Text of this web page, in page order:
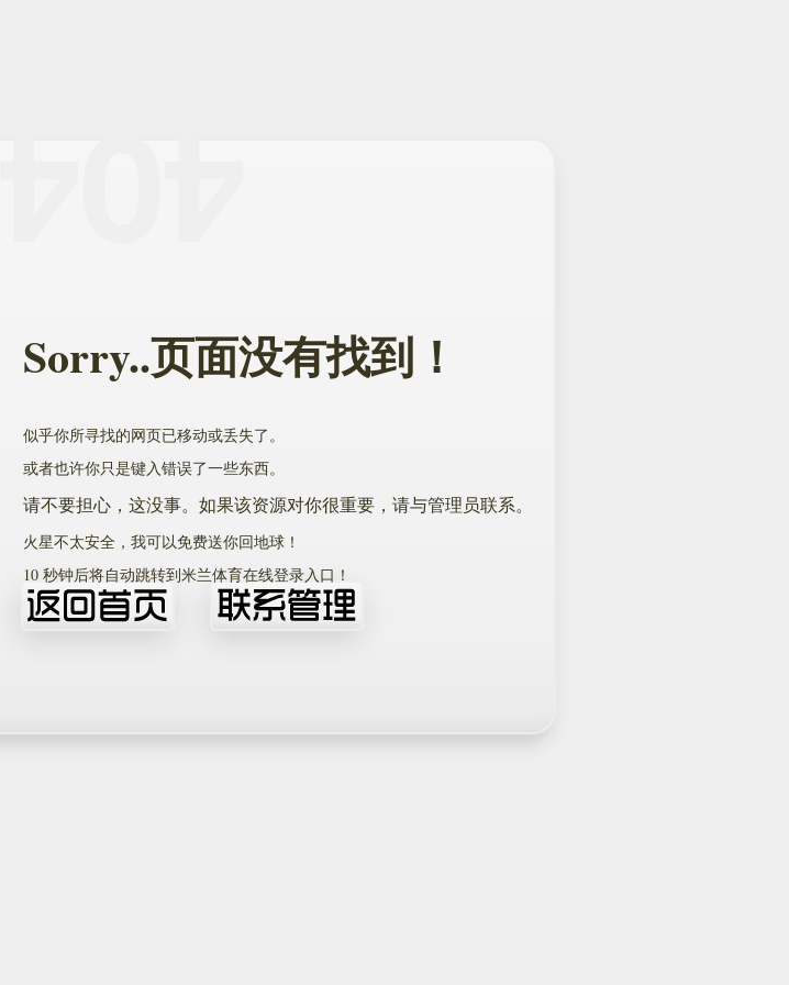
Sorry..页面没有找到！
似乎你所寻找的网页已移动或丢失了。
或者也许你只是键入错误了一些东西。
请不要担心，这没事。如果该资源对你很重要，请与管理员联系。
火星不太安全，我可以免费送你回地球！
10秒钟后将自动跳转到米兰体育在线登录入口！